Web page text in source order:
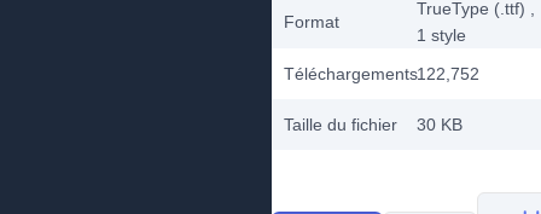
Format
TrueType (.ttf)
1 style
Téléchargements122,752
Taille du fichier 30 KB